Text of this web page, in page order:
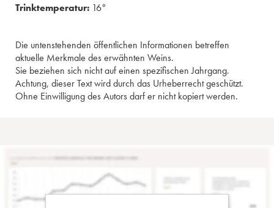
Trinktemperatur: 16°
Die untenstehenden öffentlichen Informationen betreffen
aktuelle Merkmale des erwähnten Weins.
Sie beziehen sich nicht auf einen spezifischen Jahrgang.
Achtung, dieser Text wird durch das Urheberrecht geschützt.
Ohne Einwilligung des Autors darf er nicht kopiert werden.